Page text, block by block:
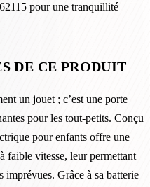
pour une tranquillité
DE CE PRODUIT
un jouet ; c’est une porte
pour les tout-petits. Conçu
pour enfants offre une
faible vitesse, leur permettant
imprévues. Grâce à sa batterie